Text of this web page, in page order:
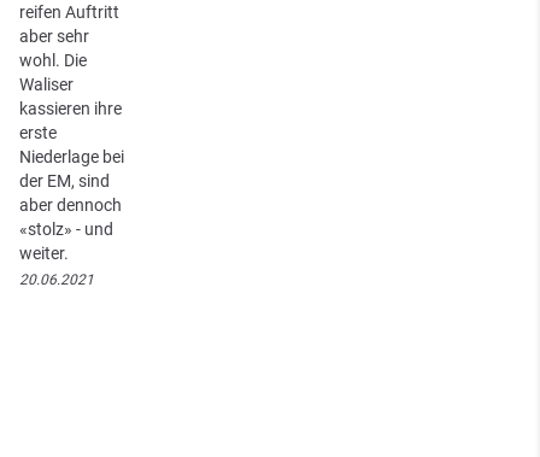
reifen Auftritt
aber sehr
wohl. Die
Waliser
kassieren ihre
erste
Niederlage bei
der EM, sind
aber dennoch
«stolz» - und
weiter.
20.06.2021